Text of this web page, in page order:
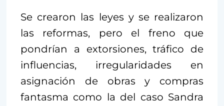
Se crearon las leyes y se realizaron
las reformas, pero el freno que
pondrían a extorsiones, tráfico de
influencias, irregularidades en
asignación de obras y compras
fantasma como la del caso Sandra